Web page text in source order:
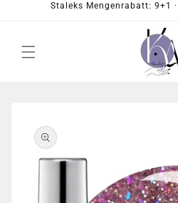
Staleks Mengenrabatt: 9+1